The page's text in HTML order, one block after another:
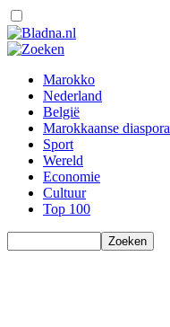
Marokko
Nederland
België
Marokkaanse diaspora
Sport
Wereld
Economie
Cultuur
Top 100